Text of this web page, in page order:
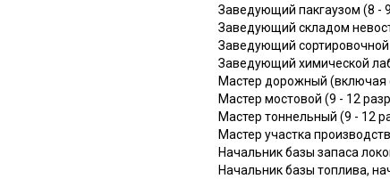
Заведующий пакгаузом (8 -
Заведующий складом
Заведующий
Заведующий химической
Мастер дорожный (включая
Мастер мостовой (9 - 12
Мастер тоннельный (9 - 12
Мастер участка
Начальник базы запаса
Начальник базы топлива,